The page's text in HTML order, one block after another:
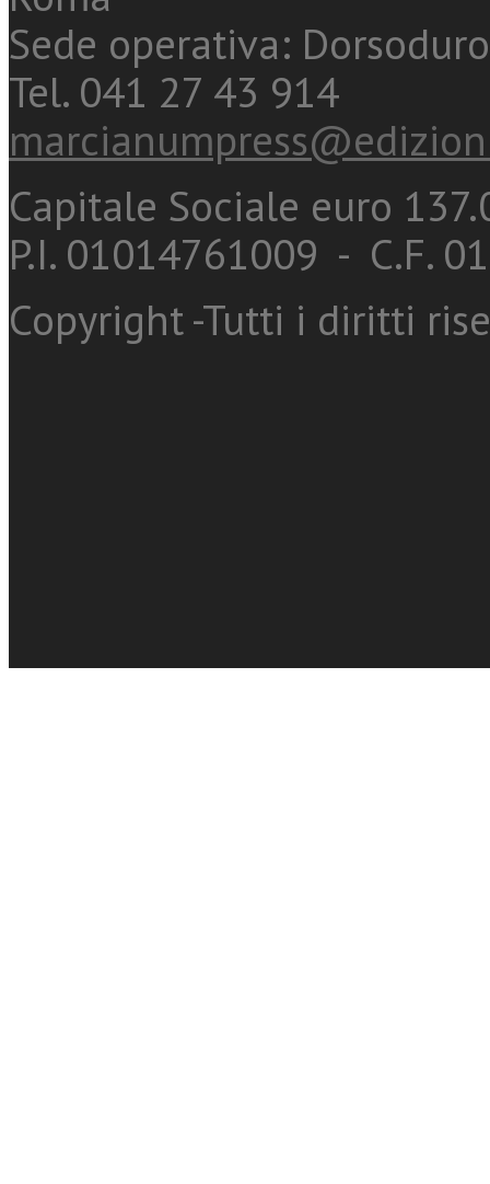
Sede operativa:
Tel. 041 27 43 914
Capitale Sociale euro
P.I. 01014761009 - C.F.
Copyright -Tutti i diritti